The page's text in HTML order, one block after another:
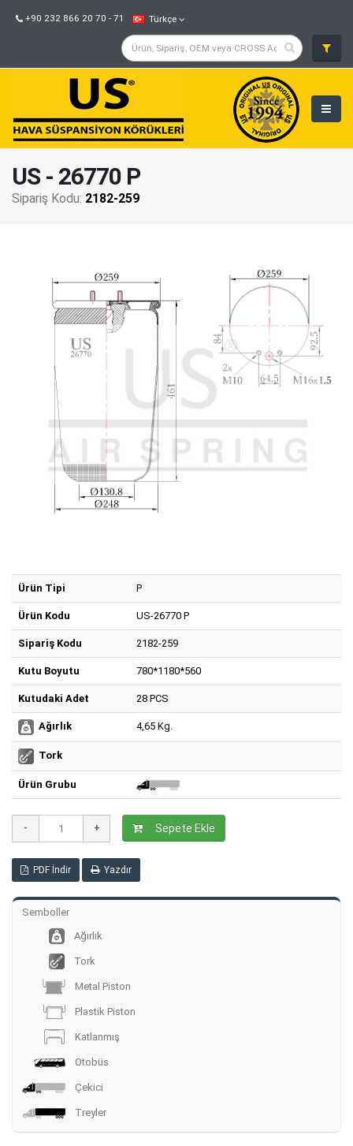
+90 232 866 20 70 - 71 Türkçe
US - 26770 P
Sipariş Kodu: 2182-259
Ürün Tipi P
Ürün Kodu US-26770 P
Sipariş Kodu 2182-259
Kutu Boyutu 780*1180*560
Kutudaki Adet 28 PCS
Ağırlık 4,65 Kg.
Tork
Ürün Grubu
Sepete Ekle
PDF İndir Yazdır
Semboller
Ağırlık
Tork
Metal Piston
Plastik Piston
Katlanmış
Otobüs
Çekici
Treyler